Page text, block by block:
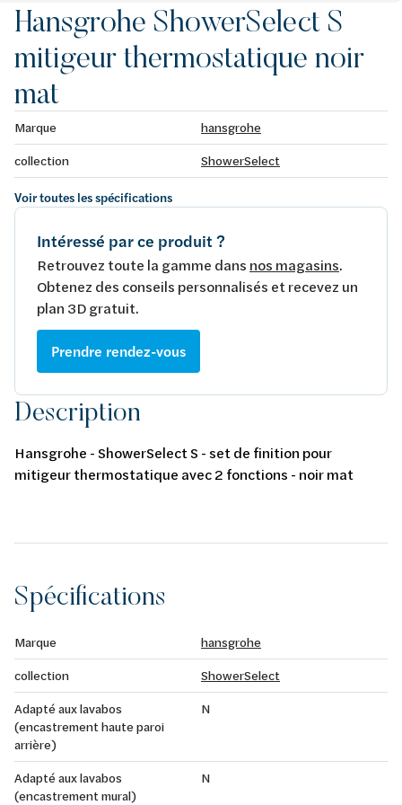
Hansgrohe ShowerSelect S
mitigeur thermostatique noir
mat
Marque
hansgrohe
collection
ShowerSelect
Voir toutes les spécifications
Intéressé par ce produit ?
Retrouvez toute la gamme dans nos magasins.
Obtenez des conseils personnalisés et recevez un
plan 3D gratuit.
Prendre rendez-vous
Description
Hansgrohe - ShowerSelect S - set de finition pour
mitigeur thermostatique avec 2 fonctions - noir mat
Spécifications
Marque
hansgrohe
collection
ShowerSelect
Adapté aux lavabos
(encastrement haute paroi
arrière)
N
Adapté aux lavabos
(encastrement mural)
N